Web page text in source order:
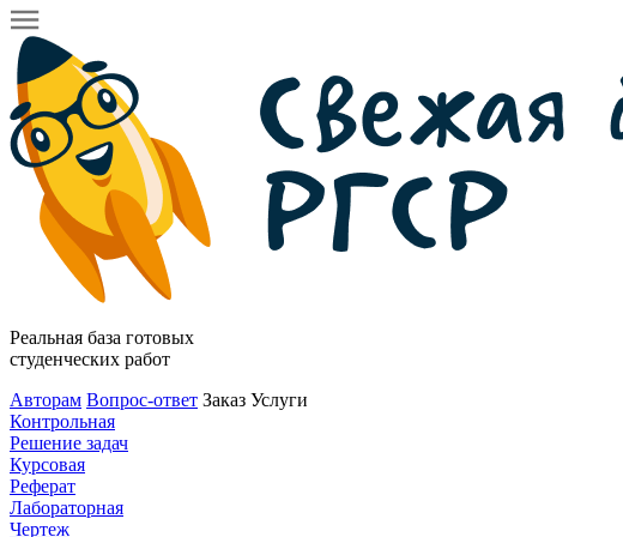
Реальная база готовых
студенческих работ
Авторам Вопрос-ответ Заказ Услуги
Контрольная
Решение задач
Курсовая
Реферат
Лабораторная
Чертеж